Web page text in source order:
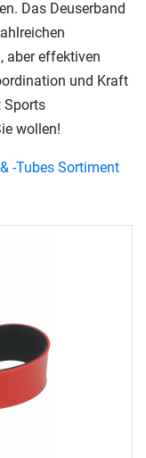
Das Deuserband
aber effektiven
und Kraft
Sports
wollen!
-Tubes Sortiment